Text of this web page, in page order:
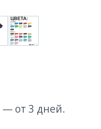
— от 3 дней.